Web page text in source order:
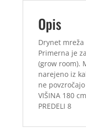
Opis
Drynet
Primerna je
(grow room).
narejeno iz
ne
VIŠINA 180
PREDELI 8